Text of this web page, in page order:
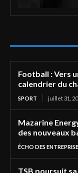
Football : Vers
calendrier du
SPORT juillet 31,
Mazarine
des nouveaux
ÉCHO DES
TSB poursuit